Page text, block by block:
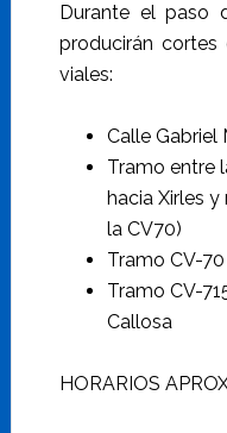
Durante el paso
producirán
viales:
Calle Gabriel
Tramo entre
hacia Xirles
la CV70)
Tramo CV-
Tramo CV-
Callosa
HORARIOS